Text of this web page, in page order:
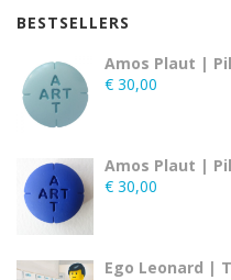
BESTSELLERS
Amos Plaut |
€ 30,00
Amos Plaut |
€ 30,00
Ego Leonard |